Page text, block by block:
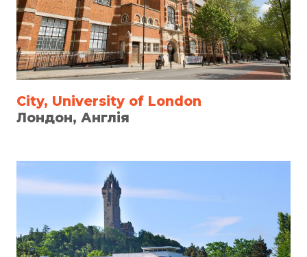
City, University of London
Лондон, Англія